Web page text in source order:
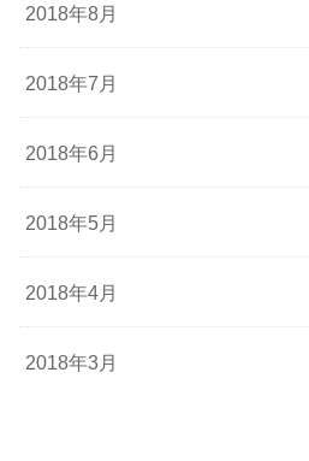
2018年8月
2018年7月
2018年6月
2018年5月
2018年4月
2018年3月